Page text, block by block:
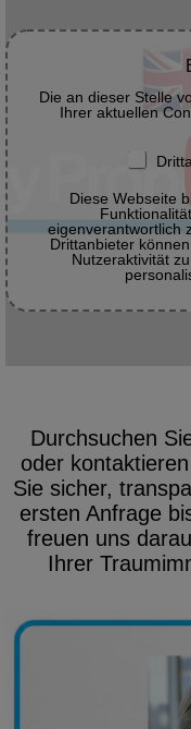
Die an dieser Stelle
Ihrer aktuellen
Diese Webseite
eigenverantwortlich
Drittanbieter
Nutzeraktivität
Durchsuchen
oder
Sie sicher,
ersten Anfrage
freuen uns
Ihrer